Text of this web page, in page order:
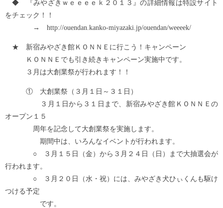
◆ 『みやざきｗｅｅｅｅｋ２０１３』の詳細情報は特設サイト
をチェック！！
→ http://ouendan.kanko-miyazaki.jp/ouendan/weeeek/
★ 新宿みやざき館ＫＯＮＮＥに行こう！キャンペーン
ＫＯＮＮＥでも引き続きキャンペーン実施中です。
３月は大創業祭が行われます！！
① 大創業祭（３月１日～３１日）
３月１日から３１日まで、新宿みやざき館ＫＯＮＮＥの
オープン１５
周年を記念して大創業祭を実施します。
期間中は、いろんなイベントが行われます。
○ ３月１５日（金）から３月２４日（日）まで大抽選会が
行われます。
○ ３月２０日（水・祝）には、みやざき犬ひぃくんも駆け
つける予定
です。